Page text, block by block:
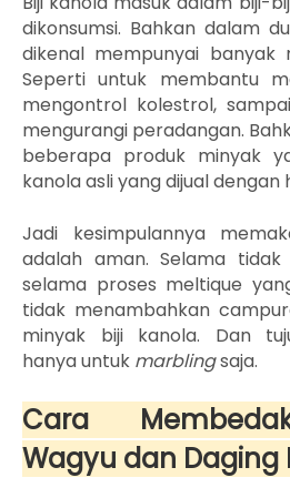
dikonsumsi. Bahkan dalam
dikenal mempunyai banyak
Seperti untuk membantu
mengontrol kolestrol,
mengurangi peradangan.
beberapa produk minyak
kanola asli yang dijual
Jadi kesimpulannya
adalah aman. Selama
selama proses meltique
tidak menambahkan
minyak biji kanola. Dan
hanya untuk marblingsaja.
Cara
Wagyu dan Daging